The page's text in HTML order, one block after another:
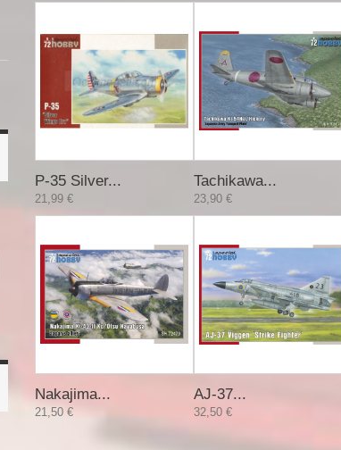
P-35 Silver...
21,99 €
Tachikawa...
23,90 €
Nakajima...
21,50 €
AJ-37...
32,50 €